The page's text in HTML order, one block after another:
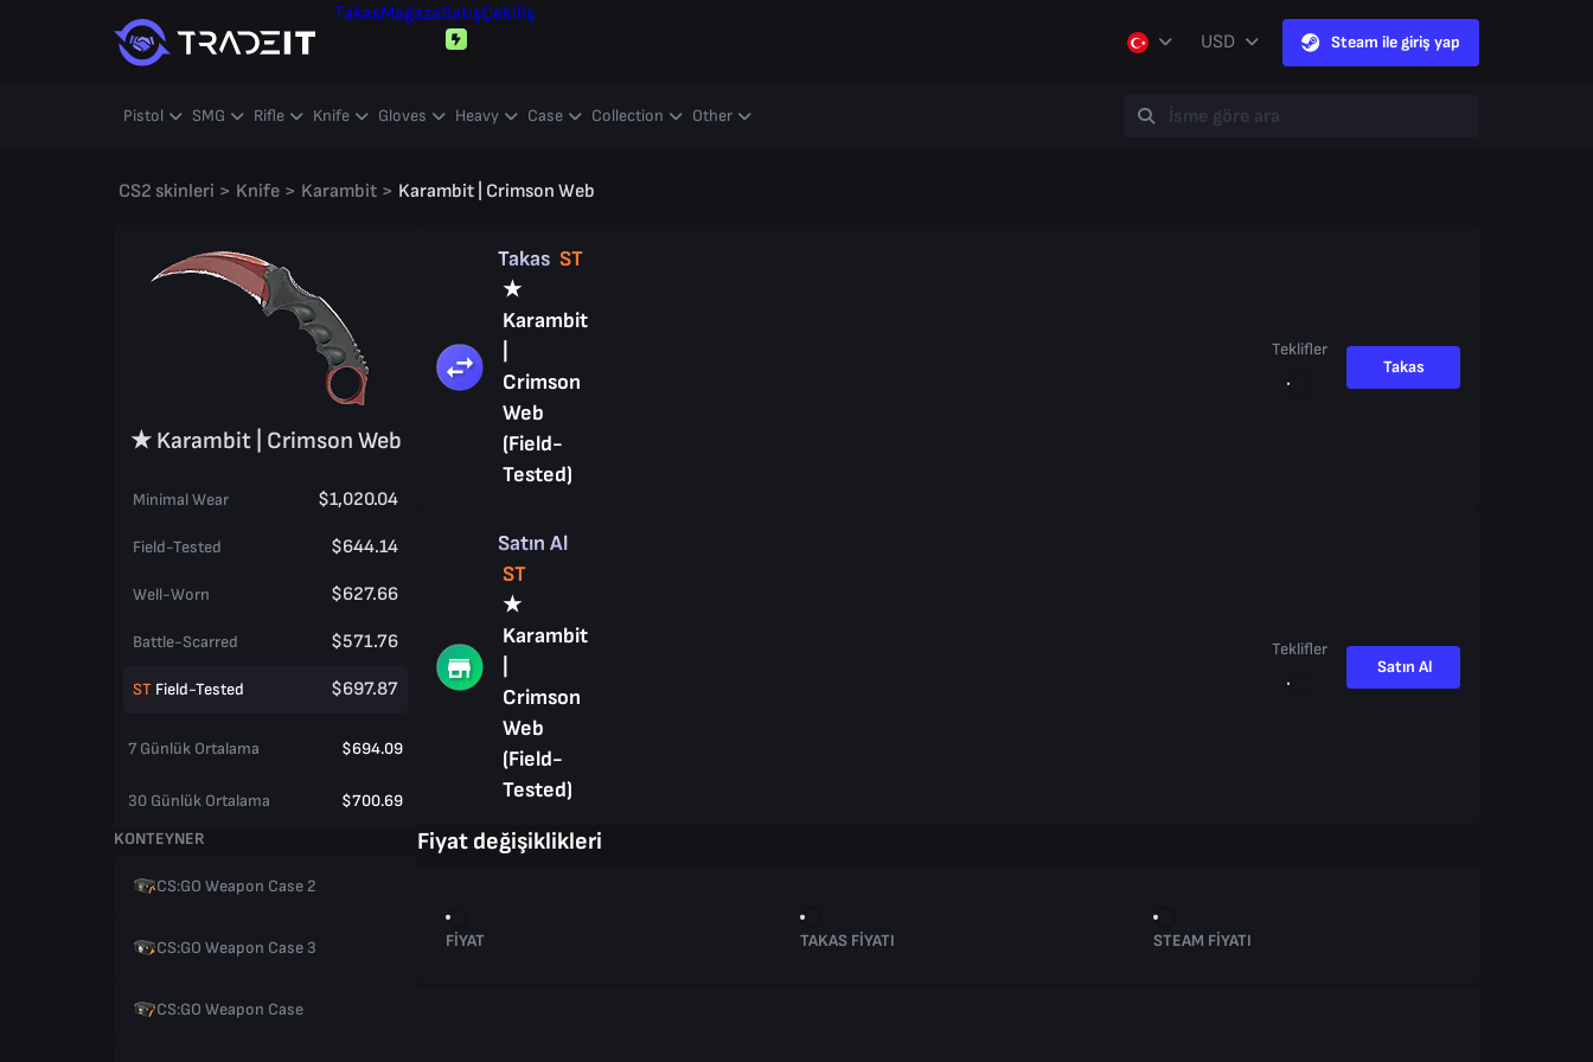
TakasMağazaSatışÇekiliş
USD
Steam ile giriş yap
Pistol SMG Rifle Knife Gloves Heavy Case Collection Other
CS2 skinleri > Knife > Karambit > Karambit | Crimson Web
★ Karambit | Crimson Web
Minimal Wear $1,020.04
Field-Tested $644.14
Well-Worn $627.66
Battle-Scarred $571.76
ST Field-Tested $697.87
7 Günlük Ortalama $694.09
30 Günlük Ortalama
$700.69
KONTEYNER
CS:GO Weapon Case 2
CS:GO Weapon Case 3
CS:GO Weapon Case
Takas ST
★
Karambit
Crimson
Web
(Field-
Tested)
Teklifler
Takas
Satın Al
ST
★
Karambit
Crimson
Web
(Field-
Tested)
Teklifler
Satın Al
Fiyat değişiklikleri
FIYAT TAKAS FIYATI STEAM FIYATI